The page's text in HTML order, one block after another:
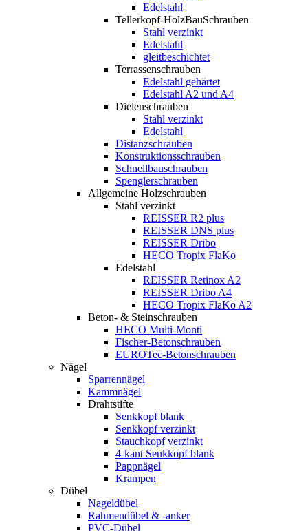
Edelstahl
Tellerkopf-HolzBauSchrauben
Stahl verzinkt
Edelstahl
gleitbeschichtet
Terrassenschrauben
Edelstahl gehärtet
Edelstahl A2 und A4
Dielenschrauben
Stahl verzinkt
Edelstahl
Distanzschrauben
Konstruktionsschrauben
Schnellbauschrauben
Spenglerschrauben
Allgemeine Holzschrauben
Stahl verzinkt
REISSER R2 plus
REISSER DNS plus
REISSER Dribo
HECO Tropix FlaKo
Edelstahl
REISSER Retinox A2
REISSER Dribo A4
HECO Tropix FlaKo A2
Beton- & Steinschrauben
HECO Multi-Monti
Fischer-Betonschrauben
EUROTec-Betonschrauben
Nägel
Sparrennägel
Kammnägel
Drahtstifte
Senkkopf blank
Senkkopf verzinkt
Stauchkopf verzinkt
4-kant Senkkopf blank
Pappnägel
Krampen
Dübel
Nageldübel
Rahmendübel & -anker
PVC-Dübel